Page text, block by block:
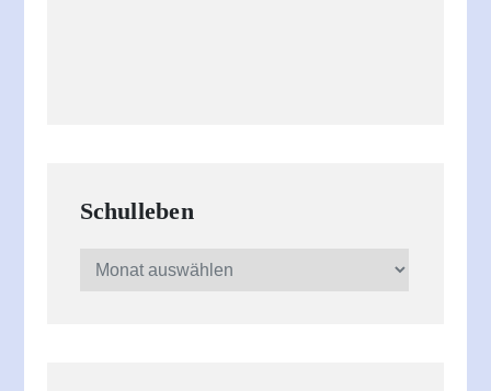
Schulleben
Schulleben